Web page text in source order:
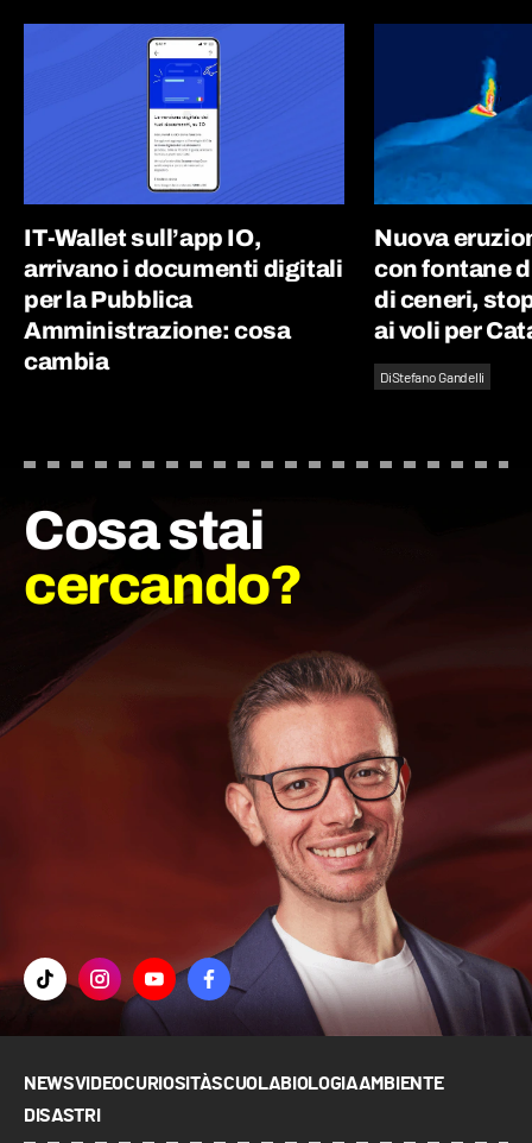
IT-Wallet sull’app IO,
arrivano i documenti digitali
per la Pubblica
Amministrazione: cosa
cambia
Nuova
con fontane
di ceneri,
ai voli per
DiStefano Gandelli
Cosa stai
cercando?
NEWSVIDEOCURIOSITÀSCUOLABIOLOGIAAMBIENTE
DISASTRI